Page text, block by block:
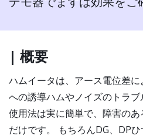
| 概要
ハムイータは、アース電位差
への誘導ハムやノイズのトラブ
使用法は実に簡単で、障害の
だけです。 もちろんDG、DPひ